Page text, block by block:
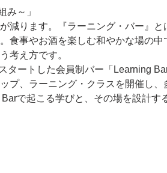
減ります。『ラーニング・バー』
食事やお酒を楽しむ和やかな場の
ートした会員制バー「Learning
プ、ラーニング・クラスを開催し、
で起こる学びと、その場を設計す